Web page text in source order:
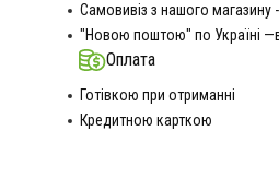
Самовивіз з нашого магазину
"Новою поштою" по Україні
Оплата
Готівкою при отриманні
Кредитною карткою